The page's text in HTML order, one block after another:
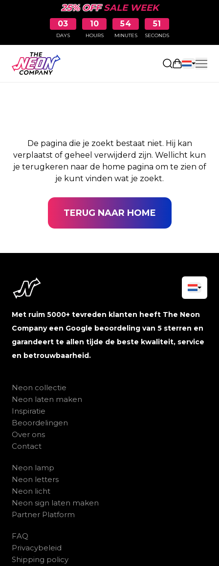
25% OFFSALE WEEK
03
DAYS
10
HOURS
54
MINUTES
51
SECONDS
PAGINA NIET
De pagina die je zoekt bestaat niet. Hij kan
verplaatst of geheel verwijderd zijn. Wellicht kun
je terugkeren naar de home pagina om te zien of
je kunt vinden wat je zoekt.
TERUG NAAR HOME
Met ruim 5000+ tevreden klanten heeft The Neon
Company een Google beoordeling van 5 sterren en
garandeert te allen tijde de beste kwaliteit, service
en betrouwbaarheid.
Neon collectie
Neon laten maken
Inspiratie
Beoordelingen
Over ons
Contact
Neon lamp
Neon letters
Neon licht
Neon sign laten maken
Partner Platform
FAQ
Privacybeleid
Shipping policy